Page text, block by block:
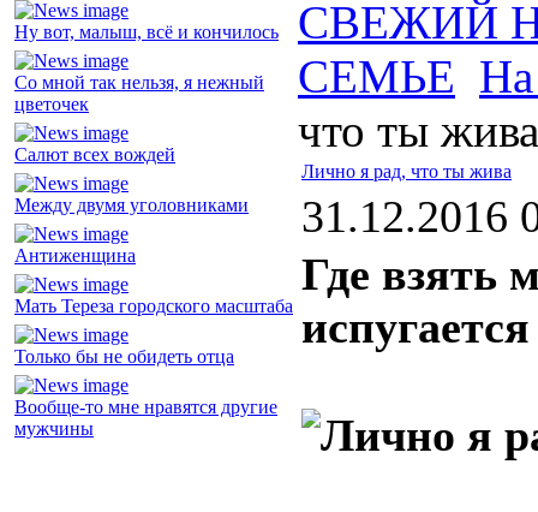
Ну вот, малыш, всё и кончилось
Со мной так нельзя, я нежный
цветочек
Салют всех вождей
Между двумя уголовниками
Антиженщина
Мать Тереза городского масштаба
Только бы не обидеть отца
Вообще-то мне нравятся другие
мужчины
СВЕЖИЙ
СЕМЬЕ На
что ты жива
Лично я рад, что ты жива
31.12.2016
Где взять